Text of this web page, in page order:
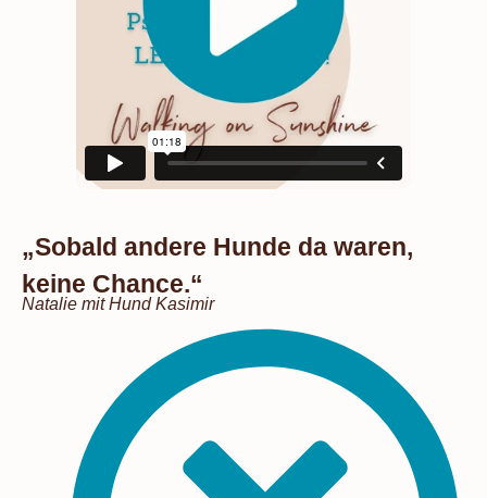
„Sobald andere Hunde da waren,
keine Chance.“
Natalie mit Hund Kasimir